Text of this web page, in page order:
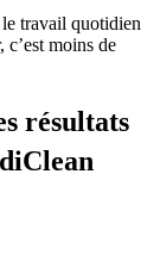
travail quotidien
moins de
résultats